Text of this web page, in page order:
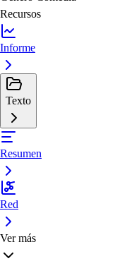
Recursos
Informe
Texto
Resumen
Red
Ver más